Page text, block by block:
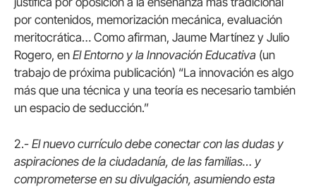
por contenidos, memorización mecánica, evaluación
meritocrática… Como afirman, Jaume Martínez y Julio
Rogero, en El Entorno y la Innovación Educativa (un
trabajo de próxima publicación) “La innovación es algo
más que una técnica y una teoría es necesario también
un espacio de seducción.”
2.- Elnuevo currículo debe conectar con las dudas y
aspiraciones de la ciudadanía, de las familias… y
comprometerse en su divulgación, asumiendo esta